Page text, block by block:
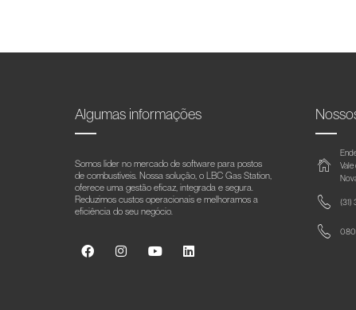
Algumas informações
Somos líder no mercado de software para postos
de combustíveis. Nossa solução, o LBC Gas Station,
oferece uma gestão eficaz, integrada e segura.
Reduzimos custos operacionais e melhoramos a
eficiência do seu negócio.
(31)